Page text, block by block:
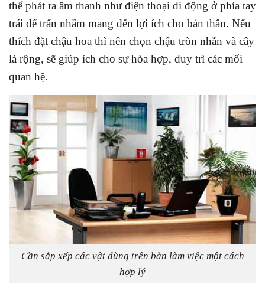
thể phát ra âm thanh như điện thoại di động ở phía tay
trái để trấn nhằm mang đến lợi ích cho bản thân. Nếu
thích đặt chậu hoa thì nên chọn chậu tròn nhẵn và cây
lá rộng, sẽ giúp ích cho sự hòa hợp, duy trì các mối
quan hệ.
Cần sắp xếp các vật dùng trên bàn làm việc một cách
hợp lý